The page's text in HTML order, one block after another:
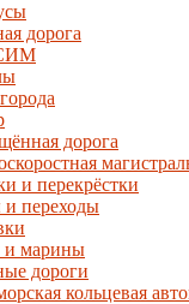
дорога
дорога
и перекрёстки
переходы
марины
дороги
кольцевая